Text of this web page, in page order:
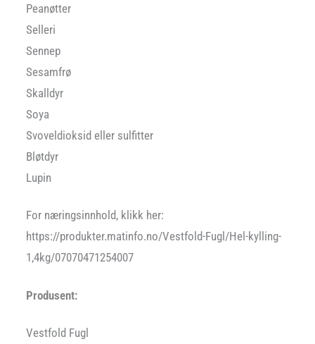
Peanøtter
Selleri
Sennep
Sesamfrø
Skalldyr
Soya
Svoveldioksid eller sulfitter
Bløtdyr
Lupin
For næringsinnhold, klikk her:
https://produkter.matinfo.no/Vestfold-Fugl/Hel-kylling-
1,4kg/07070471254007
Produsent:
Vestfold Fugl